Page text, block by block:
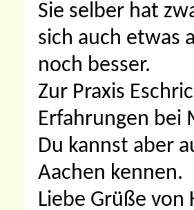
Sie selber hat
sich auch etwas
noch besser.
Zur Praxis
Erfahrungen bei
Du kannst aber
Aachen kennen.
Liebe Grüße von